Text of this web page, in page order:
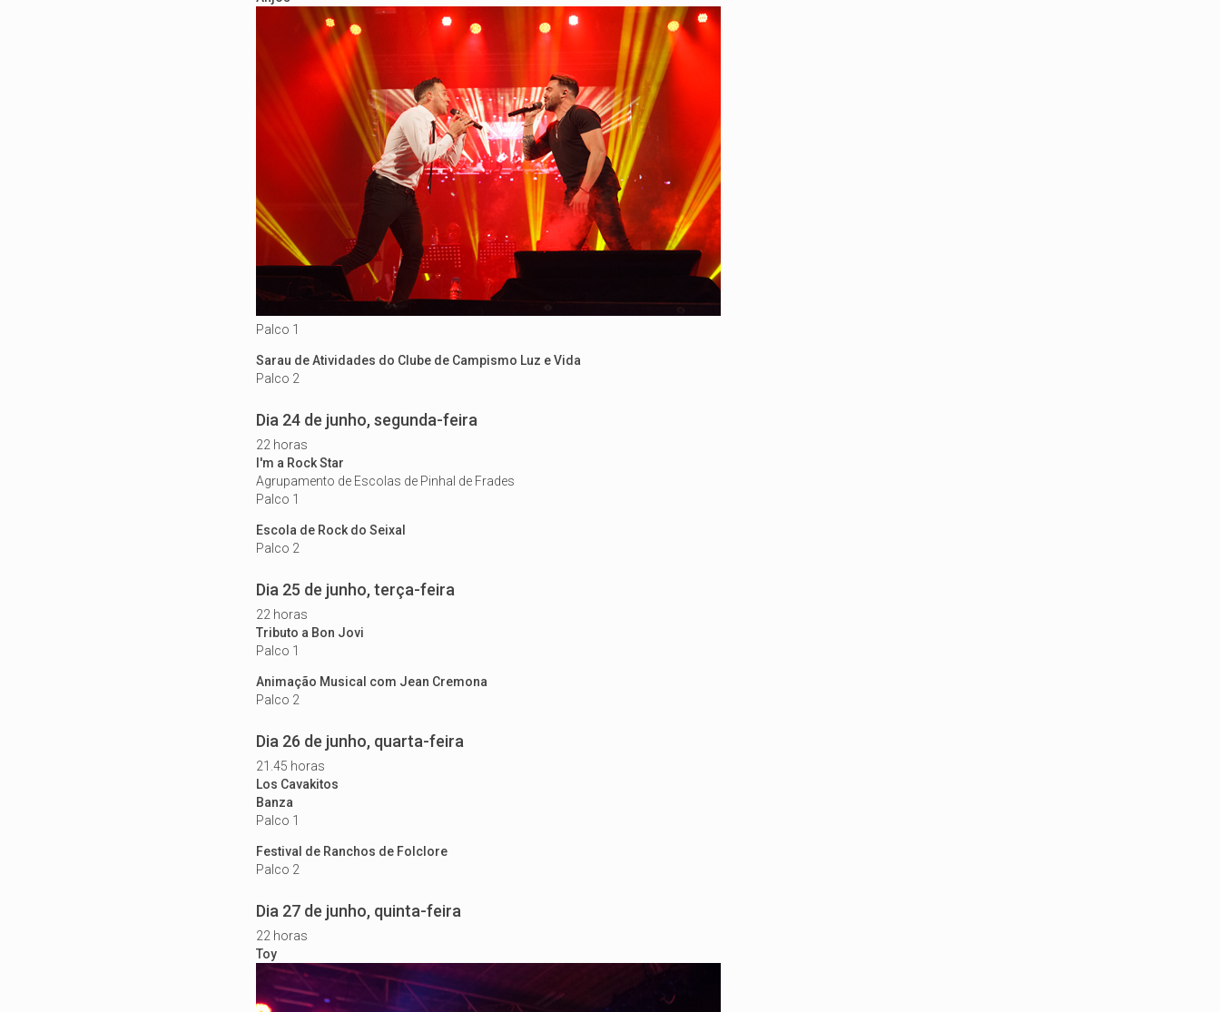
Palco 1
Sarau de Atividades do Clube de Campismo Luz e Vida
Palco 2
Dia 24 de junho, segunda-feira
22 horas
I'm a Rock Star
Agrupamento de Escolas de Pinhal de Frades
Palco 1
Escola de Rock do Seixal
Palco 2
Dia 25 de junho, terça-feira
22 horas
Tributo a Bon Jovi
Palco 1
Animação Musical com Jean Cremona
Palco 2
Dia 26 de junho, quarta-feira
21.45 horas
Los Cavakitos
Banza
Palco 1
Festival de Ranchos de Folclore
Palco 2
Dia 27 de junho, quinta-feira
22 horas
Toy